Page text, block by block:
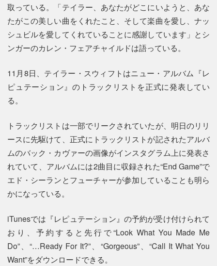
取っている。「テイラー、あなたがどこにいようと、あな
たがこの美しい曲をくれたこと、そして楽曲を愛し、ナッ
シュビルを愛してくれていることに感謝しています」とシ
ンガーのカレン・フェアチャイルドは語っている。
11月8日、テイラー・スウィフトはニュー・アルバム『レ
ピュテーション』のトラックリストを正式に発表してい
る。
トラックリストは一部でリークされていたが、明日のリリ
ースに先駆けて、正式にトラックリストが記されたアルバ
ムのバック・カヴァーの画像がインスタグラム上に発表さ
れていて、アルバムには2曲目に収録された“End Game”で
エド・シーランとフューチャーが参加していることも明ら
かになっている。
iTunesでは『レピュテーション』の予約が受け付けられて
おり、予約すると先行で“Look What You Made Me
Do”、“…Ready For It?”、“Gorgeous”、“Call It What You
Want”をダウンロードできる。